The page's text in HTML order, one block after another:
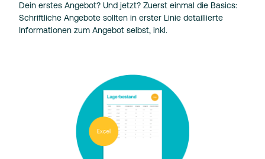
Dein erstes Angebot? Und jetzt? Zuerst einmal die Basics:
Schriftliche Angebote sollten in erster Linie detaillierte
Informationen zum Angebot selbst, inkl.